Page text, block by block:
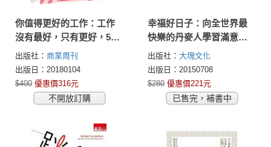
你值得更好的工作：工作
沒有最好，只有更好，5千
萬人都按讚的工作新指南
出版社： 商業周刊
出版日：20180104
$400 優惠價316元
不開放訂購
幸福好日子：向全世界最
快樂的丹麥人學習滿意生
活的10項祕訣
出版社： 大塊文化
出版日：20150708
$280 優惠價221元
已售完，補書中